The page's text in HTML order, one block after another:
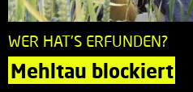
WER HAT'S ERFUNDEN?
Mehltau blockiert